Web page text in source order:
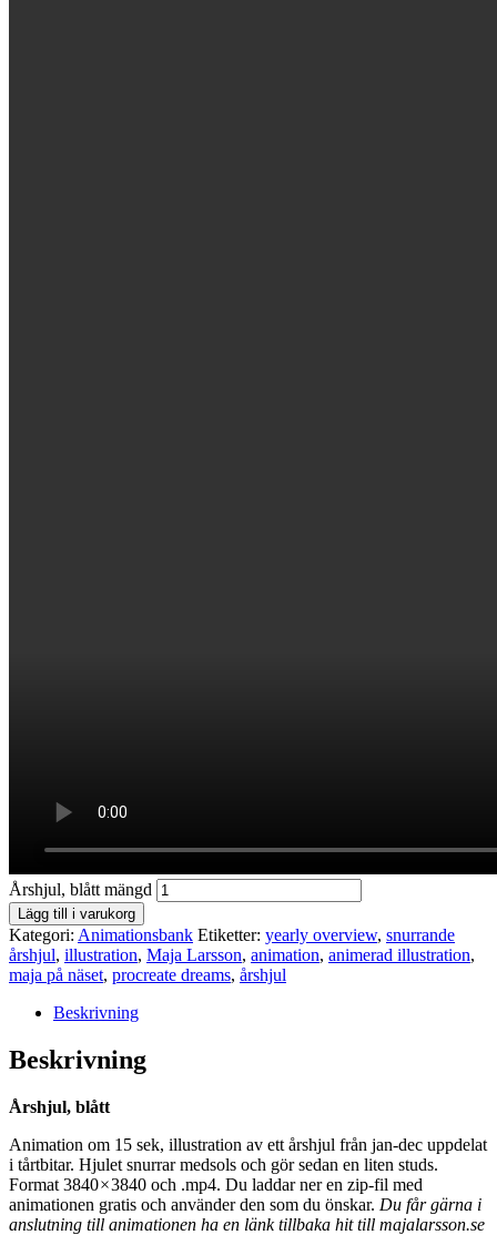
Årshjul, blått mängd
Lägg till i varukorg
Kategori: Animationsbank Etiketter: yearly overview, snurrande
årshjul, illustration, Maja Larsson, animation, animerad illustration,
maja på näset, procreate dreams, årshjul
Beskrivning
Beskrivning
Årshjul, blått
Animation om 15 sek, illustration av ett årshjul från jan-dec uppdelat
i tårtbitar. Hjulet snurrar medsols och gör sedan en liten studs.
Format 3840 × 3840 och .mp4. Du laddar ner en zip-fil med
animationen gratis och använder den som du önskar. Du får gärna i
anslutning till animationen ha en länk tillbaka hit till majalarsson.se